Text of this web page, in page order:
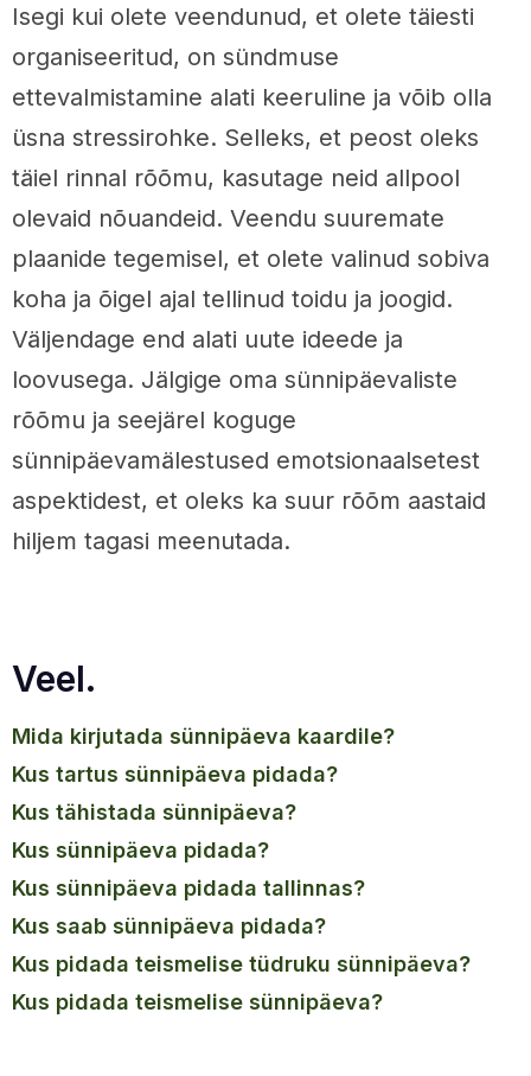
Isegi kui olete veendunud, et olete täiesti
organiseeritud, on sündmuse
ettevalmistamine alati keeruline ja võib olla
üsna stressirohke. Selleks, et peost oleks
täiel rinnal rõõmu, kasutage neid allpool
olevaid nõuandeid. Veendu suuremate
plaanide tegemisel, et olete valinud sobiva
koha ja õigel ajal tellinud toidu ja joogid.
Väljendage end alati uute ideede ja
loovusega. Jälgige oma sünnipäevaliste
rõõmu ja seejärel koguge
sünnipäevamälestused emotsionaalsetest
aspektidest, et oleks ka suur rõõm aastaid
hiljem tagasi meenutada.
Veel.
mida kirjutada sünnipäeva kaardile?
kus tartus sünnipäeva pidada?
kus tähistada sünnipäeva?
kus sünnipäeva pidada?
kus sünnipäeva pidada tallinnas?
kus saab sünnipäeva pidada?
kus pidada teismelise tüdruku sünnipäeva?
kus pidada teismelise sünnipäeva?